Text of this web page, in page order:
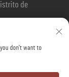
de
don't want to